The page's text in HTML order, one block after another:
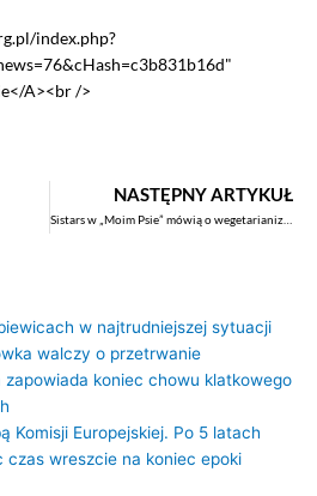
index.php?
A><br />
NASTĘPNY ARTYKUŁ
Sistars w „Moim Psie” mówią o wegetarianizmie
w najtrudniejszej sytuacji
walczy o przetrwanie
zapowiada koniec chowu klatkowego
Komisji Europejskiej. Po 5 latach
czas wreszcie na koniec epoki